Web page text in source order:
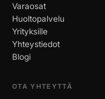
Varaosat
Huoltopalvelu
Yrityksille
Yhteystiedot
Blogi
OTA YHTEYTTÄ